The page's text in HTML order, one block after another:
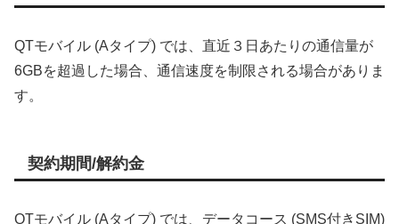
QTモバイル (Aタイプ) では、直近３日あたりの通信量が
6GBを超過した場合、通信速度を制限される場合がありま
す。
契約期間/解約金
QTモバイル (Aタイプ) では、データコース (SMS付きSIM)